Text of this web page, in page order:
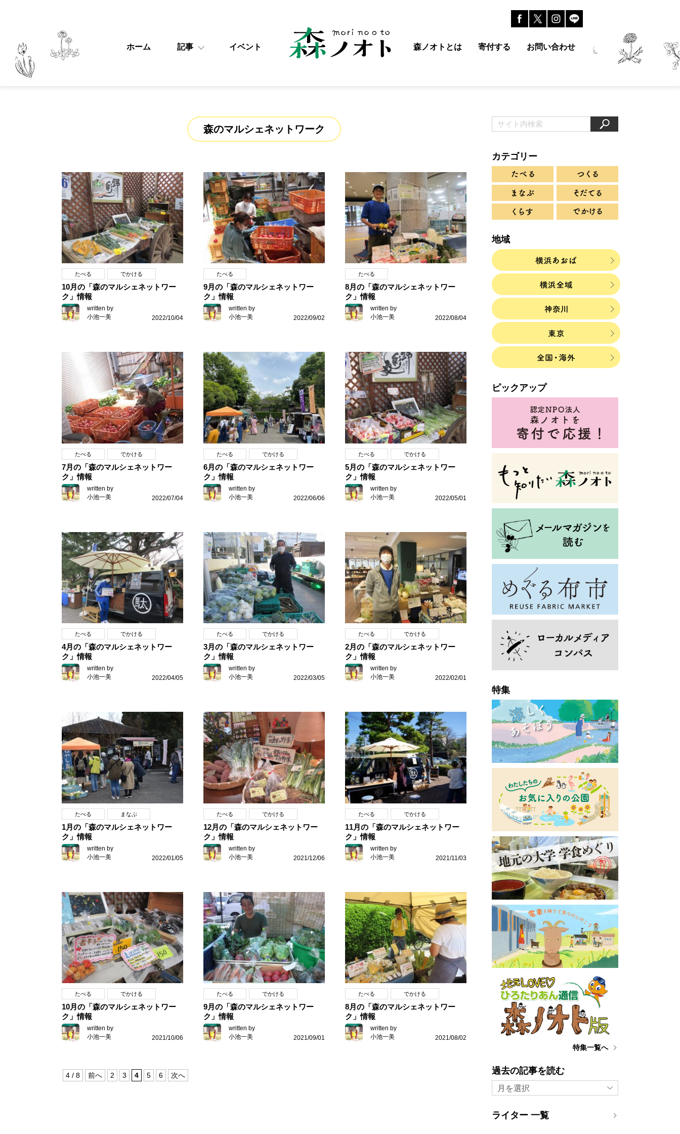
ホーム 記事 イベント 森ノオトとは 寄付する お問い合わせ
森のマルシェネットワーク
たべる でかける
10月の「森のマルシェネットワー
ク」情報
written by
小池一美
2022/10/04
たべる
9月の「森のマルシェネットワー
ク」情報
written by
小池一美
2022/09/02
たべる
8月の「森のマルシェネットワー
ク」情報
written by
小池一美
2022/08/04
たべる でかける
7月の「森のマルシェネットワー
ク」情報
written by
小池一美
2022/07/04
たべる でかける
6月の「森のマルシェネットワー
ク」情報
written by
小池一美
2022/06/06
たべる でかける
5月の「森のマルシェネットワー
ク」情報
written by
小池一美
2022/05/01
たべる でかける
4月の「森のマルシェネットワー
ク」情報
written by
小池一美
2022/04/05
たべる でかける
3月の「森のマルシェネットワー
ク」情報
written by
小池一美
2022/03/05
たべる でかける
2月の「森のマルシェネットワー
ク」情報
written by
小池一美
2022/02/01
たべる まなぶ
1月の「森のマルシェネットワー
ク」情報
written by
小池一美
2022/01/05
たべる でかける
12月の「森のマルシェネットワー
ク」情報
written by
小池一美
2021/12/06
たべる でかける
11月の「森のマルシェネットワー
ク」情報
written by
小池一美
2021/11/03
たべる でかける
10月の「森のマルシェネットワー
ク」情報
written by
小池一美
2021/10/06
たべる でかける
9月の「森のマルシェネットワー
ク」情報
written by
小池一美
2021/09/01
たべる でかける
8月の「森のマルシェネットワー
ク」情報
written by
小池一美
2021/08/02
4 / 8 前へ 2 3 4 5 6 次へ
カテゴリー
地域
ピックアップ
特集
特集一覧へ
過去の記事を読む
月を選択
ライター 一覧